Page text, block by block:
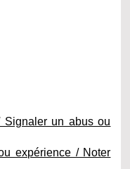
Signaler un abus ou
expérience / Noter